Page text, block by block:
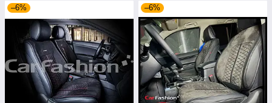
–6% –6%